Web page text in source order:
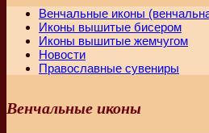
Венчальные иконы
Иконы вышитые бисером
Иконы вышитые жемчугом
Новости
Православные сувениры
Венчальные иконы